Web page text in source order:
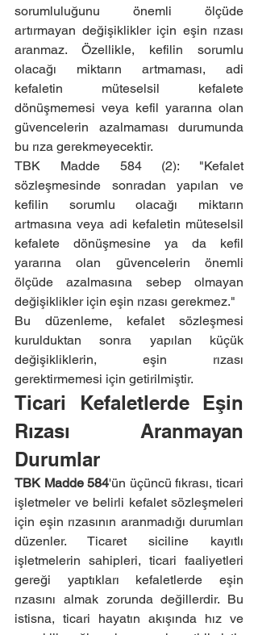
sorumluluğunu önemli ölçüde
artırmayan değişiklikler için eşin rızası
aranmaz. Özellikle, kefilin sorumlu
olacağı miktarın artmaması, adi
kefaletin müteselsil kefalete
dönüşmemesi veya kefil yararına olan
güvencelerin azalmaması durumunda
bu rıza gerekmeyecektir.
TBK Madde 584 (2): "Kefalet
sözleşmesinde sonradan yapılan ve
kefilin sorumlu olacağı miktarın
artmasına veya adi kefaletin müteselsil
kefalete dönüşmesine ya da kefil
yararına olan güvencelerin önemli
ölçüde azalmasına sebep olmayan
değişiklikler için eşin rızası gerekmez."
Bu düzenleme, kefalet sözleşmesi
kurulduktan sonra yapılan küçük
değişikliklerin, eşin rızası
gerektirmemesi için getirilmiştir.
Ticari Kefaletlerde Eşin
Rızası Aranmayan
Durumlar
TBK Madde 584'ün üçüncü fıkrası, ticari
işletmeler ve belirli kefalet sözleşmeleri
için eşin rızasının aranmadığı durumları
düzenler. Ticaret siciline kayıtlı
işletmelerin sahipleri, ticari faaliyetleri
gereği yaptıkları kefaletlerde eşin
rızasını almak zorunda değillerdir. Bu
istisna, ticari hayatın akışında hız ve